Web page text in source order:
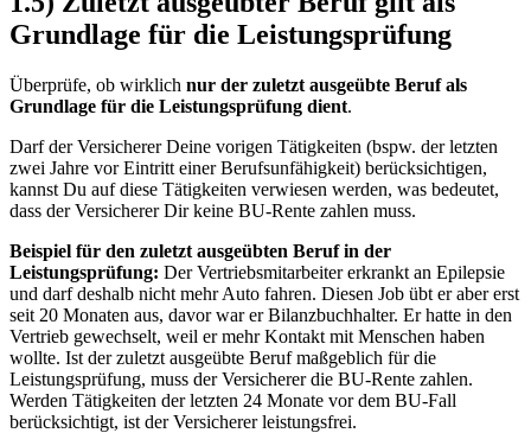
Grundlage für die Leistungsprüfung
Überprüfe, ob wirklich nur der zuletzt ausgeübte Beruf als
Grundlage für die Leistungsprüfung dient.
Darf der Versicherer Deine vorigen Tätigkeiten (bspw. der letzten
zwei Jahre vor Eintritt einer Berufsunfähigkeit) berücksichtigen,
kannst Du auf diese Tätigkeiten verwiesen werden, was bedeutet,
dass der Versicherer Dir keine BU-Rente zahlen muss.
Beispiel für den zuletzt ausgeübten Beruf in der
Leistungsprüfung: Der Vertriebsmitarbeiter erkrankt an Epilepsie
und darf deshalb nicht mehr Auto fahren. Diesen Job übt er aber erst
seit 20 Monaten aus, davor war er Bilanzbuchhalter. Er hatte in den
Vertrieb gewechselt, weil er mehr Kontakt mit Menschen haben
wollte. Ist der zuletzt ausgeübte Beruf maßgeblich für die
Leistungsprüfung, muss der Versicherer die BU-Rente zahlen.
Werden Tätigkeiten der letzten 24 Monate vor dem BU-Fall
berücksichtigt, ist der Versicherer leistungsfrei.